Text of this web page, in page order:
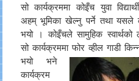
सो कार्यक्रममा कोइँच युवा
अहम् भूमिका खेल्नु पर्ने तथा यसले
भयो । कोइँचले सामुहिक स्वार्थको
सो कार्यक्रममा फोर व्हील गाडी
भयो भने
कार्यक्रम